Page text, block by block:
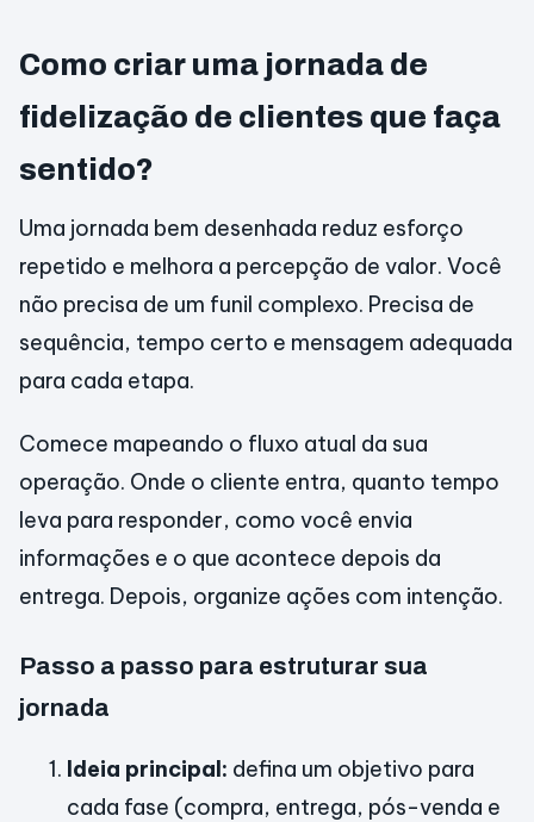
Como criar uma jornada de
fidelização de clientes que faça
sentido?
Uma jornada bem desenhada reduz esforço
repetido e melhora a percepção de valor. Você
não precisa de um funil complexo. Precisa de
sequência, tempo certo e mensagem adequada
para cada etapa.
Comece mapeando o fluxo atual da sua
operação. Onde o cliente entra, quanto tempo
leva para responder, como você envia
informações e o que acontece depois da
entrega. Depois, organize ações com intenção.
Passo a passo para estruturar sua
jornada
Ideia principal: defina um objetivo para
cada fase (compra, entrega, pós-venda e